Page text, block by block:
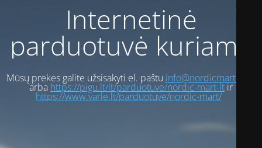
Internetinė
parduotuvė kuriama
Mūsų prekes galite užsisakyti el. paštu info@nordicmart.com
arba https://pigu.lt/lt/parduotuve/nordic-mart-ltir
https://www.varle.lt/parduotuve/nordic-mart/